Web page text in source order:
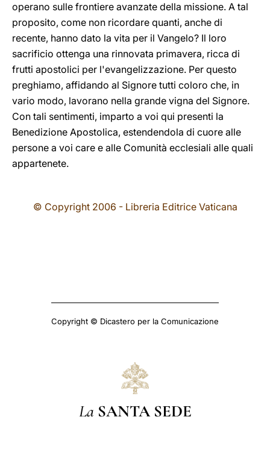
operano sulle frontiere avanzate della missione. A tal
proposito, come non ricordare quanti, anche di
recente, hanno dato la vita per il Vangelo? Il loro
sacrificio ottenga una rinnovata primavera, ricca di
frutti apostolici per l'evangelizzazione. Per questo
preghiamo, affidando al Signore tutti coloro che, in
vario modo, lavorano nella grande vigna del Signore.
Con tali sentimenti, imparto a voi qui presenti la
Benedizione Apostolica, estendendola di cuore alle
persone a voi care e alle Comunità ecclesiali alle quali
appartenete.
© Copyright 2006 - Libreria Editrice Vaticana
Copyright © Dicastero per la Comunicazione
La SANTA SEDE